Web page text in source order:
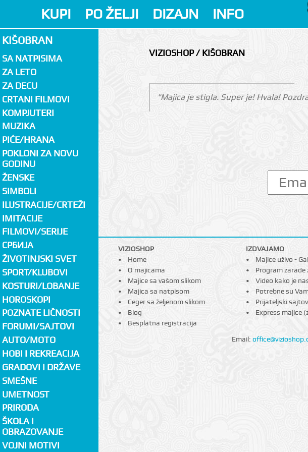
KUPI PO ŽELJI DIZAJN INFO
KIŠOBRAN
SA NATPISIMA
ZA LETO
ZA DECU
CRTANI FILMOVI
KOMPJUTERI
MUZIKA
PIĆE/HRANA
POKLONI ZA NOVU
GODINU
ŽENSKE
SIMBOLI
ILUSTRACIJE/CRTEŽI
IMITACIJE
FILMOVI/SERIJE
СРБИЈА
ŽIVOTINJSKI SVET
SPORT/KLUBOVI
KOSTURI/LOBANJE
HOROSKOPI
POZNATE LIČNOSTI
FORUMI/SAJTOVI
AUTO/MOTO
HOBI I REKREACIJA
GRADOVI I DRŽAVE
SMEŠNE
UMETNOST
PRIRODA
ŠKOLA I
OBRAZOVANJE
VOJNI MOTIVI
VIZIOSHOP / KIŠOBRAN
"Majica je stigla. Super je! Hvala!
VIZIOSHOP
Home
O majicama
Majice sa vašom slikom
Majica sa natpisom
Ceger sa željenom slikom
Blog
Besplatna registracija
IZDVAJAMO
Majice uživo -
Program zarade
Video kako je
Potrebne su
Prijateljski
Express majice
Email: